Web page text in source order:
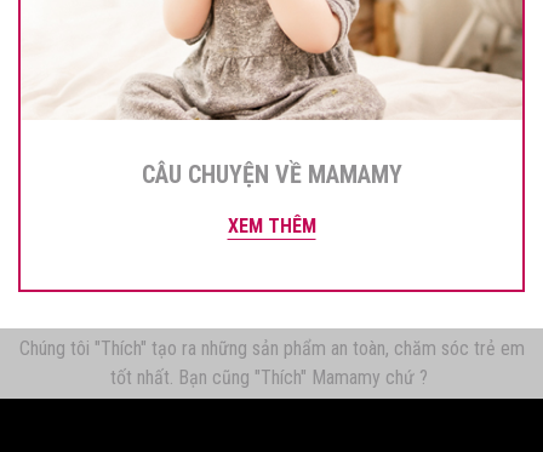
CÂU CHUYỆN VỀ MAMAMY
XEM THÊM
Chúng tôi "Thích" tạo ra những sản phẩm an toàn, chăm sóc trẻ em
tốt nhất. Bạn cũng "Thích" Mamamy chứ ?